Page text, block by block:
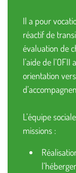
Il a pour
réactif de
évaluation de
l’aide de
orientation
L’équipe
missions :